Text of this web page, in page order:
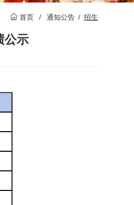
首页 / 通知公告 / 招生
公示